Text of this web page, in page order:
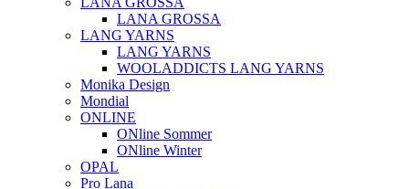
LANA GROSSA
LANG YARNS
LANG YARNS
WOOLADDICTS LANG YARNS
Monika Design
Mondial
ONLINE
ONline Sommer
ONline Winter
OPAL
Pro Lana